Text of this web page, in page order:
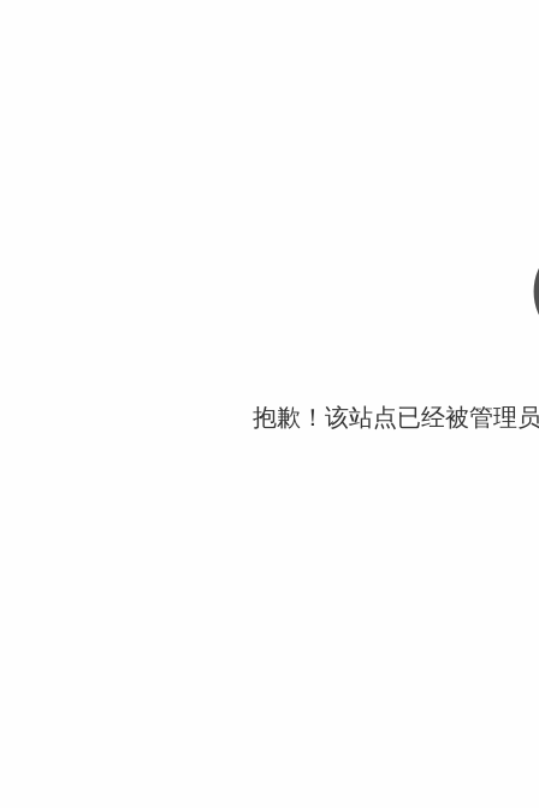
抱歉！该站点已经被管理